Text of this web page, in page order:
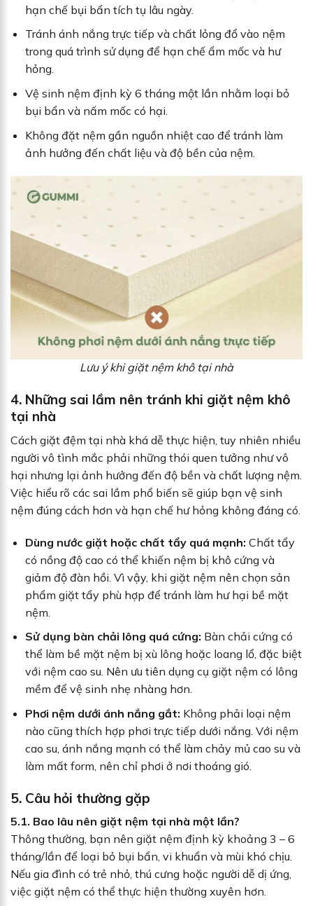
hạn chế bụi bẩn tích tụ lâu ngày.
Tránh ánh nắng trực tiếp và chất lỏng đổ vào nệm
trong quá trình sử dụng để hạn chế ẩm mốc và hư
hỏng.
Vệ sinh nệm định kỳ 6 tháng một lần nhằm loại bỏ
bụi bẩn và nấm mốc có hại.
Không đặt nệm gần nguồn nhiệt cao để tránh làm
ảnh hưởng đến chất liệu và độ bền của nệm.
Lưu ý khi giặt nệm khô tại nhà
4. Những sai lầm nên tránh khi giặt nệm khô
tại nhà
Cách giặt đệm tại nhà khá dễ thực hiện, tuy nhiên nhiều
người vô tình mắc phải những thói quen tưởng như vô
hại nhưng lại ảnh hưởng đến độ bền và chất lượng nệm.
Việc hiểu rõ các sai lầm phổ biến sẽ giúp bạn vệ sinh
nệm đúng cách hơn và hạn chế hư hỏng không đáng có.
Dùng nước giặt hoặc chất tẩy quá mạnh: Chất tẩy
có nồng độ cao có thể khiến nệm bị khô cứng và
giảm độ đàn hồi. Vì vậy, khi giặt nệm nên chọn sản
phẩm giặt tẩy phù hợp để tránh làm hư hại bề mặt
nệm.
Sử dụng bàn chải lông quá cứng: Bàn chải cứng có
thể làm bề mặt nệm bị xù lông hoặc loang lổ, đặc biệt
với nệm cao su. Nên ưu tiên dụng cụ giặt nệm có lông
mềm để vệ sinh nhẹ nhàng hơn.
Phơi nệm dưới ánh nắng gắt: Không phải loại nệm
nào cũng thích hợp phơi trực tiếp dưới nắng. Với nệm
cao su, ánh nắng mạnh có thể làm chảy mủ cao su và
làm mất form, nên chỉ phơi ở nơi thoáng gió.
5. Câu hỏi thường gặp
5.1. Bao lâu nên giặt nệm tại nhà một lần?
Thông thường, bạn nên giặt nệm định kỳ khoảng 3 – 6
tháng/lần để loại bỏ bụi bẩn, vi khuẩn và mùi khó chịu.
Nếu gia đình có trẻ nhỏ, thú cưng hoặc người dễ dị ứng,
việc giặt nệm có thể thực hiện thường xuyên hơn.